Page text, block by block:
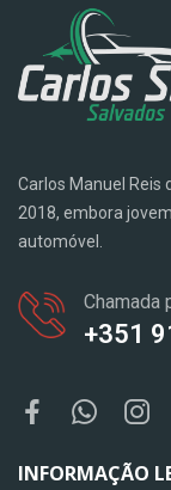
Carlos Manuel Reis
2018, embora
automóvel.
Chamada
+351
INFORMAÇÃO